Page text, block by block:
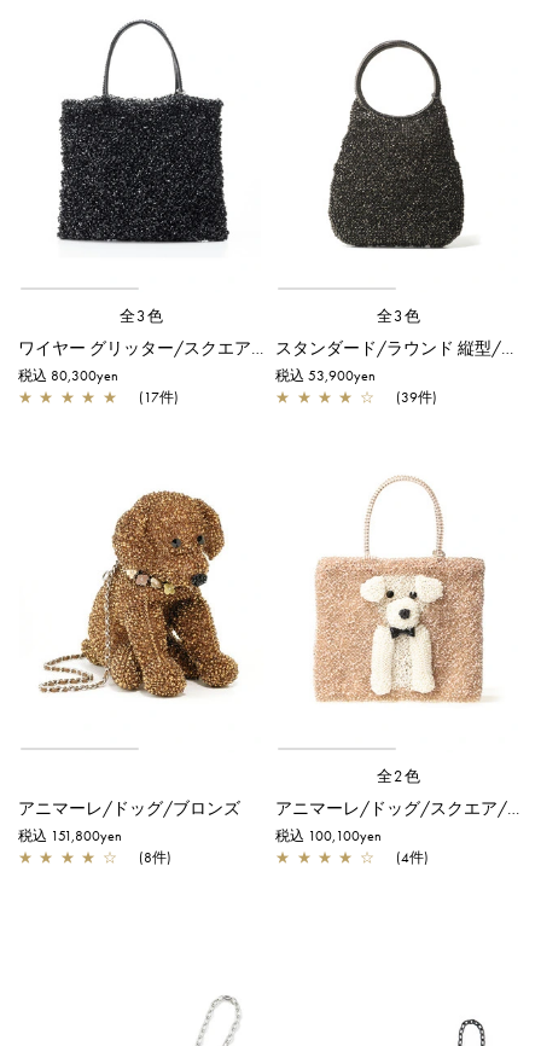
全3色
ワイヤー グリッター/スクエア/エナメルブラック
税込 80,300yen
★ ★ ★ ★ ★ (17件)
全3色
スタンダード/ラウンド 縦型/ブラック
税込 53,900yen
★ ★ ★ ★ ☆ (39件)
アニマーレ/ドッグ/ブロンズ
税込 151,800yen
★ ★ ★ ★ ☆ (8件)
全2色
アニマーレ/ドッグ/スクエア/パウダリーピンクゴールド×パールホワイト×エナメルブラック
税込 100,100yen
★ ★ ★ ★ ☆ (4件)